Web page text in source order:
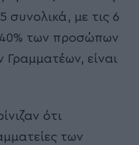
συνολικά, με τις 6
40% των προσώπων
Γραμματέων, είναι
ότι
των